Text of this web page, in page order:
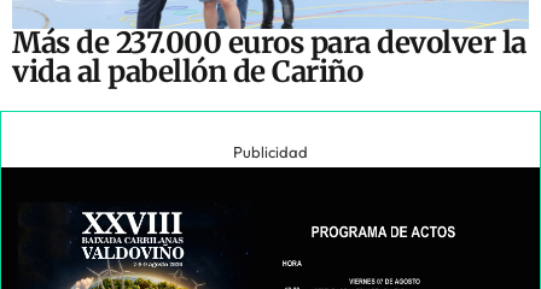
Más de 237.000 euros para devolver la
vida al pabellón de Cariño
Publicidad